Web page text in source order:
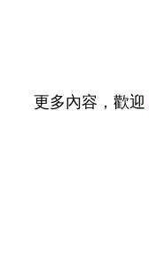
更多內容，歡迎